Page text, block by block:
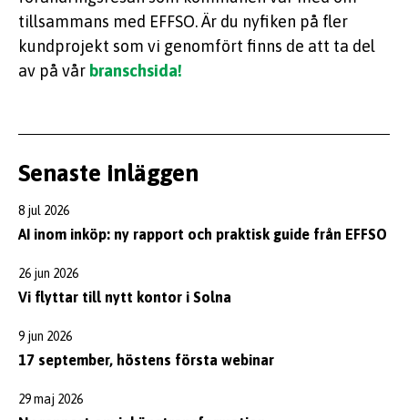
tillsammans med EFFSO. Är du nyfiken på fler
kundprojekt som vi genomfört finns de att ta del
av på vår branschsida!
Senaste inläggen
8 jul 2026
AI inom inköp: ny rapport och praktisk guide från EFFSO
26 jun 2026
Vi flyttar till nytt kontor i Solna
9 jun 2026
17 september, höstens första webinar
29 maj 2026